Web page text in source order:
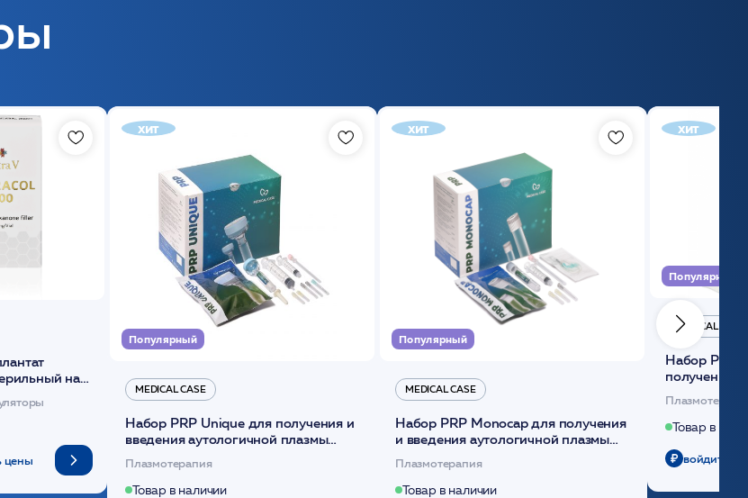
на
/ULTRACOL
цены
хит
Популярный
MEDICAL CASE
Набор PRP Unique для получения и
введения аутологичной плазмы
(саше 1шт)/Medical Case
Плазмотерапия
Товар в наличии
хит
Популярный
MEDICAL CASE
Набор PRP Monocap для получения
и введения аутологичной плазмы
(саше 1шт)/Medical Case
Плазмотерапия
Товар в наличии
хит
Популярный
MEDICAL CASE
Набор Plasmoactive Стандарт для
получения
плазмы
Товар в
войдите